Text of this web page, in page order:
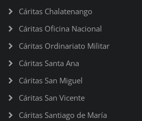
Cáritas Chalatenango
Cáritas Oficina Nacional
Cáritas Ordinariato Militar
Cáritas Santa Ana
Cáritas San Miguel
Cáritas San Vicente
Cáritas Santiago de María